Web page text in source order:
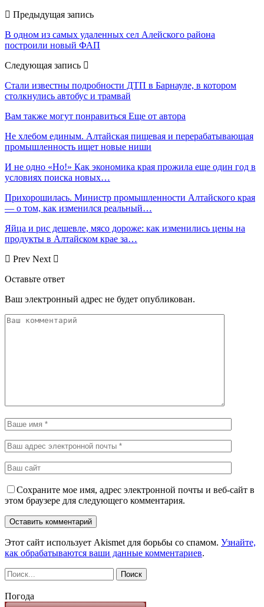
Предыдущая запись
В одном из самых удаленных сел Алейского района
построили новый ФАП
Следующая запись
Стали известны подробности ДТП в Барнауле, в котором
столкнулись автобус и трамвай
Вам также могут понравиться Еще от автора
Не хлебом единым. Алтайская пищевая и перерабатывающая
промышленность ищет новые ниши
И не одно «Но!» Как экономика края прожила еще один год в
условиях поиска новых…
Прихорошилась. Министр промышленности Алтайского края
— о том, как изменился реальный…
Яйца и рис дешевле, мясо дороже: как изменились цены на
продукты в Алтайском крае за…
Prev Next
Оставьте ответ
Ваш электронный адрес не будет опубликован.
Сохраните мое имя, адрес электронной почты и веб-сайт в
этом браузере для следующего комментария.
Этот сайт использует Akismet для борьбы со спамом. Узнайте,
как обрабатываются ваши данные комментариев.
Погода